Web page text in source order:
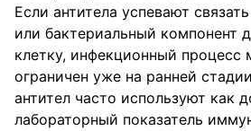
Если антитела успевают
или бактериальный компонент
клетку, инфекционный процесс
ограничен уже на ранней
антител часто используют как
лабораторный показатель